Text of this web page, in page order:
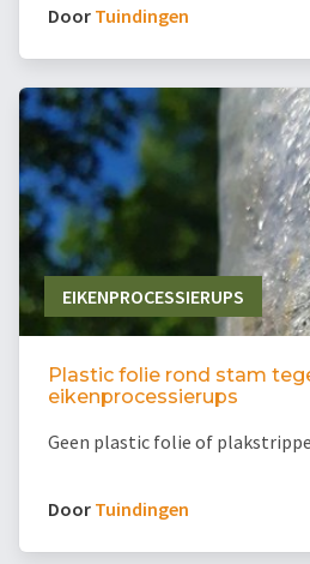
Door Tuindingen
EIKENPROCESSIERUPS
Plastic folie rond stam
eikenprocessierups
Geen plastic folie of
Door Tuindingen